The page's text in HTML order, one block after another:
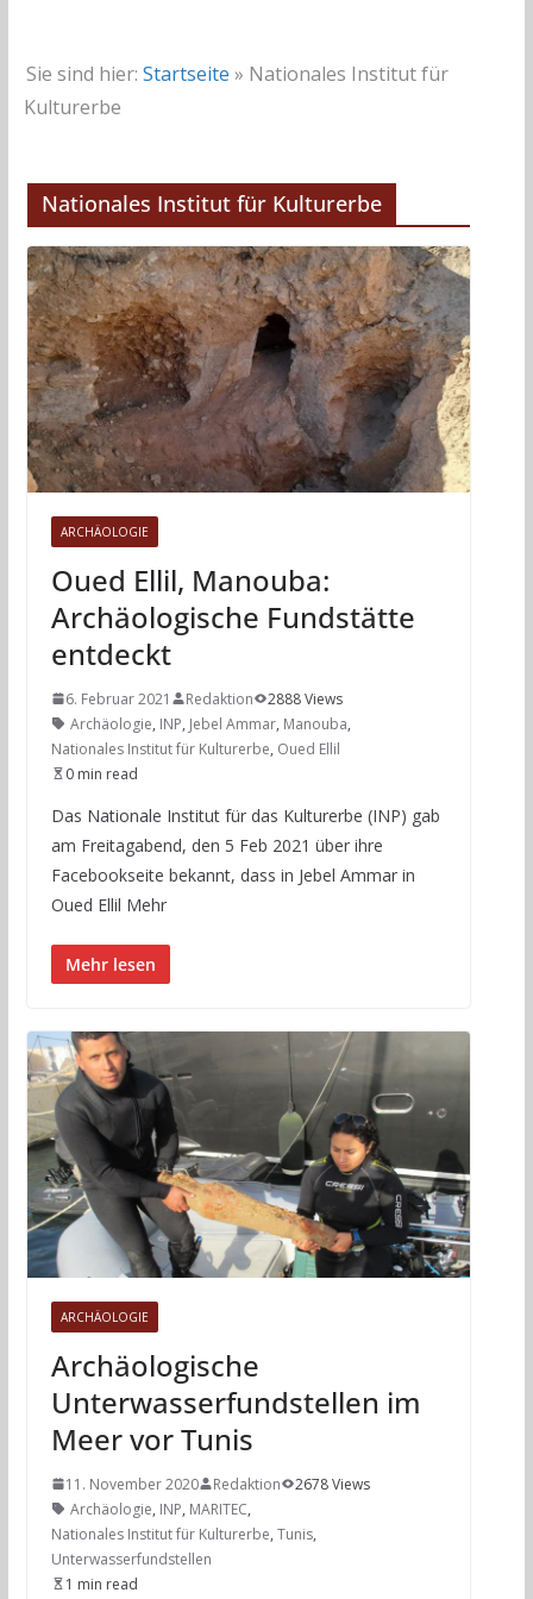
Sie sind hier: Startseite » Nationales Institut für
Kulturerbe
Nationales Institut für Kulturerbe
ARCHÄOLOGIE
Oued Ellil, Manouba:
Archäologische Fundstätte
entdeckt
6. Februar 2021 Redaktion
2888 Views
Archäologie, INP, Jebel Ammar, Manouba,
Nationales Institut für Kulturerbe, Oued Ellil
0 min read
Das Nationale Institut für das Kulturerbe (INP) gab
am Freitagabend, den 5 Feb 2021 über ihre
Facebookseite bekannt, dass in Jebel Ammar in
Oued Ellil Mehr
Mehr lesen
ARCHÄOLOGIE
Archäologische
Unterwasserfundstellen im
Meer vor Tunis
11. November 2020 Redaktion
2678 Views
Archäologie, INP, MARITEC,
Nationales Institut für Kulturerbe, Tunis,
Unterwasserfundstellen
1 min read